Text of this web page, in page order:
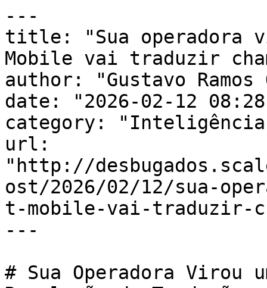
---
title: "Sua operadora
Mobile vai traduzir
author: "Gustavo
date: "2026-02-12
category:
url:
"http://
ost/2026/02/12/sua-
t-mobile-vai-traduzir-
---
# Sua Operadora Virou